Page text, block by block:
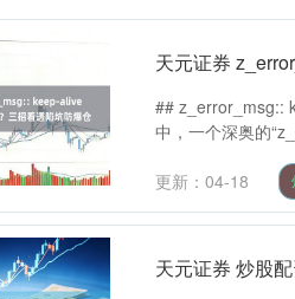
天元证券
## z_error_msg::
中，一个深奥的
更新：04-18
天元证券 炒股